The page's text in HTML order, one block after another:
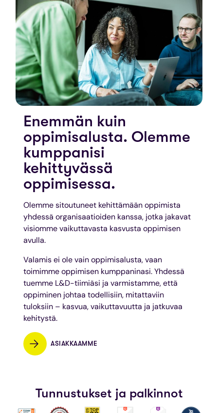
Enemmän kuin
oppimisalusta. Olemme
kumppanisi
kehittyvässä
oppimisessa.
Olemme sitoutuneet kehittämään oppimista
yhdessä organisaatioiden kanssa, jotka jakavat
visiomme vaikuttavasta kasvusta oppimisen
avulla.
Valamis ei ole vain oppimisalusta, vaan
toimimme oppimisen kumppaninasi. Yhdessä
tuemme L&D-tiimiäsi ja varmistamme, että
oppiminen johtaa todellisiin, mitattaviin
tuloksiin – kasvua, vaikuttavuutta ja jatkuvaa
kehitystä.
ASIAKKAAMME
Tunnustukset ja palkinnot